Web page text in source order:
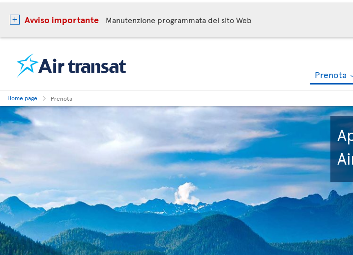
Avviso importante Manutenzione programmata del sito Web
Prenota
Home page Prenota